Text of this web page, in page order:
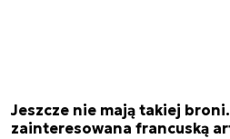
Jeszcze nie mają takiej
zainteresowana francuską